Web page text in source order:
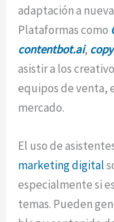
adaptación a
Plataformas como
contentbot.ai,
asistir a los
equipos de venta,
mercado.
El uso de
marketing digital
especialmente si
temas. Pueden